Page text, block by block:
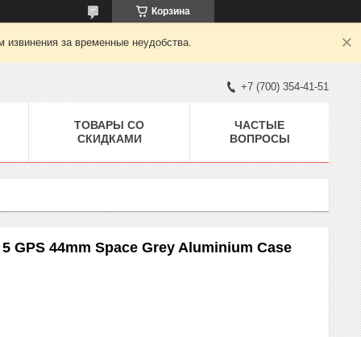
Корзина
за временные неудобства.
+7 (700) 354-41-51
ТОВАРЫ СО
СКИДКАМИ
ЧАСТЫЕ
ВОПРОСЫ
GPS 44mm Space Grey Aluminium Case